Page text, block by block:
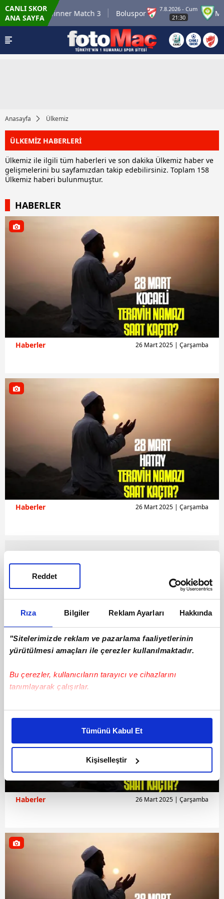
Rıza Bilgiler Reklam Ayarları Hakkında
"Sitelerimizde reklam ve pazarlama faaliyetlerinin
yürütülmesi amaçları ile çerezler kullanılmaktadır.
Bu çerezler, kullanıcıların tarayıcı ve cihazlarını
tanımlayarak çalışırlar.
Bu çerezlere izin vermeniz halinde sizlere özel
daha iyi reklam deneyimi yaşatabiliriz. Bunu yaparken
amacımızın size daha iyi bir reklam deneyimi sunmak
olduğunu ve sizlere en iyi içerikleri sunabilmek adına
elimizden gelen çabayı gösterdiğimizi ve bu noktada,
reklamların maliyetlerimizi karşılamak noktasında tek gelir
kalemimiz olduğunu sizlere hatırlatmak isteriz.
takdirde, kullanıcılara hedefli reklamlar
gösterilmeyecektir."
Sizlere daha iyi bir hizmet sunabilmek için İnternet
Sitemizde kendimize ve üçüncü kişilere ait çerezler
kullanılmaktadır. Bu çerezler vasıtasıyla çeşitli kişisel
Tümünü Kabul Et
Kişiselleştir
Reddet
CANLI SKOR
ANA SAYFA
- Per
Winner Match 3 Boluspor
7.8.2026 - Cum
21:30
Anasayfa Ülkemiz
ÜLKEMİZ HABERLERİ
Ülkemiz ile ilgili tüm haberleri ve son dakika Ülkemiz haber ve
gelişmelerini bu sayfamızdan takip edebilirsiniz. Toplam 158
Ülkemiz haberi bulunmuştur.
HABERLER
Haberler 26 Mart 2025 | Çarşamba
Haberler 26 Mart 2025 | Çarşamba
Haberler 26 Mart 2025 | Çarşamba